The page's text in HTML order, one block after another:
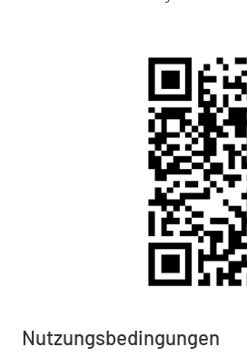
Nutzungsbedingungen